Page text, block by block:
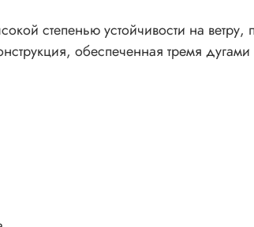
степенью устойчивости на
обеспеченная тремя